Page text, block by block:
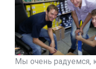
Мы очень радуемся,